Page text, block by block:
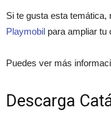
Si te gusta esta temática,
Playmobil para ampliar tu
Puedes ver más
Descarga